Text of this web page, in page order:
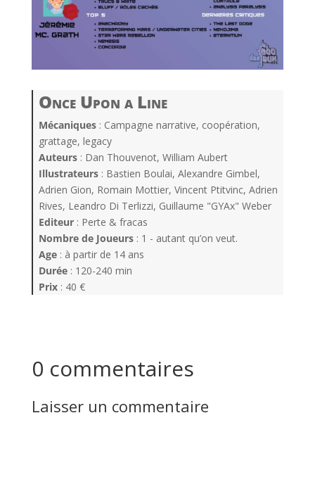
Once Upon a Line
Mécaniques: Campagne narrative, coopération,
grattage, legacy
Auteurs: Dan Thouvenot, William Aubert
Illustrateurs: Bastien Boulai, Alexandre Gimbel,
Adrien Gion, Romain Mottier, Vincent Ptitvinc, Adrien
Rives, Leandro Di Terlizzi, Guillaume "GYAx" Weber
Editeur: Perte & fracas
Nombre de Joueurs: 1 - autant qu’on veut.
Age: à partir de 14 ans
Durée: 120-240 min
Prix: 40 €
0 commentaires
Laisser un commentaire